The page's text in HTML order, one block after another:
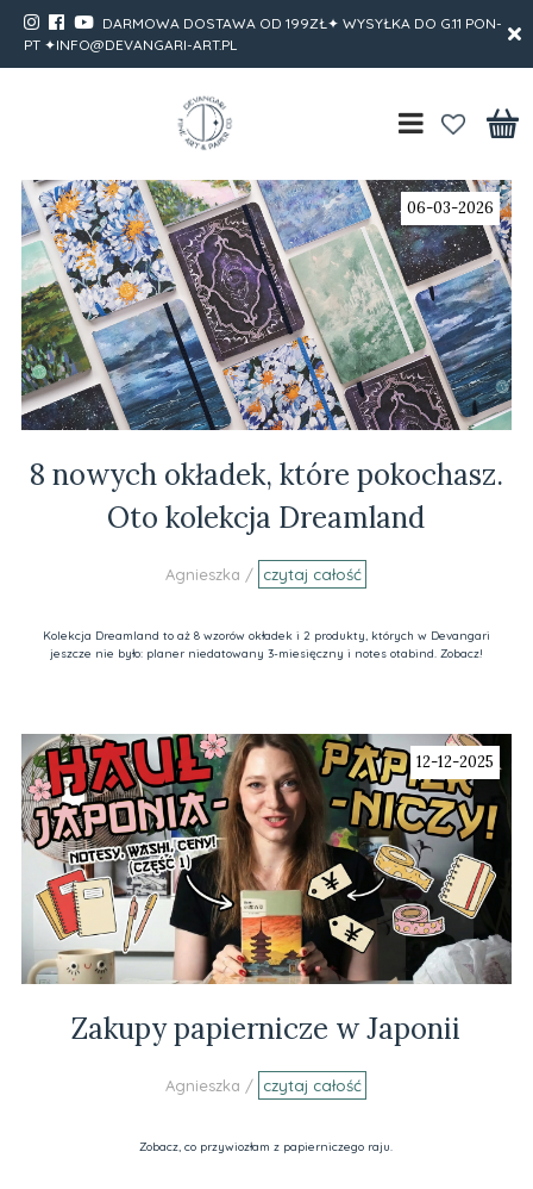
DARMOWA DOSTAWA OD 199ZŁ✦ WYSYŁKA DO G.11 PON-
PT ✦INFO@DEVANGARI-ART.PL
06-03-2026
8 nowych okładek, które pokochasz.
Oto kolekcja Dreamland
Agnieszka / czytaj całość
Kolekcja Dreamland to aż 8 wzorów okładek i 2 produkty, których w Devangari
jeszcze nie było: planer niedatowany 3-miesięczny i notes otabind. Zobacz!
12-12-2025
Zakupy papiernicze w Japonii
Agnieszka / czytaj całość
Zobacz, co przywiozłam z papierniczego raju.